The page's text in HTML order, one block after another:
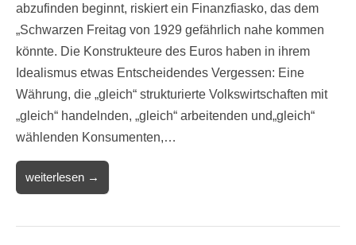
abzufinden beginnt, riskiert ein Finanzfiasko, das dem
„Schwarzen Freitag von 1929 gefährlich nahe kommen
könnte. Die Konstrukteure des Euros haben in ihrem
Idealismus etwas Entscheidendes Vergessen: Eine
Währung, die „gleich“ strukturierte Volkswirtschaften mit
„gleich“ handelnden, „gleich“ arbeitenden und„gleich“
wählenden Konsumenten,…
weiterlesen →